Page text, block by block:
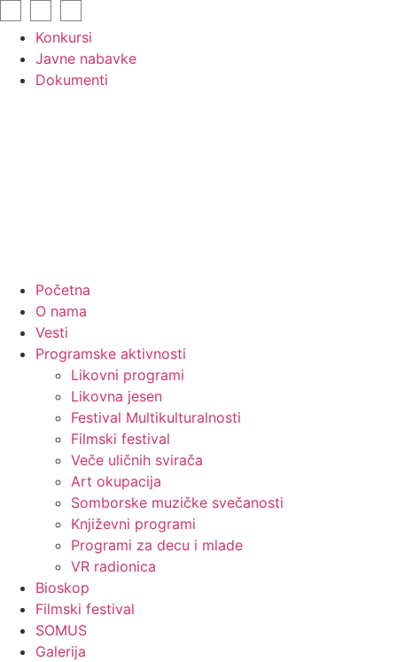
content
Konkursi
Javne nabavke
Dokumenti
Početna
O nama
Vesti
Programske aktivnosti
Likovni programi
Likovna jesen
Festival Multikulturalnosti
Filmski festival
Veče uličnih svirača
Art okupacija
Somborske muzičke svečanosti
Književni programi
Programi za decu i mlade
VR radionica
Bioskop
Filmski festival
SOMUS
Galerija